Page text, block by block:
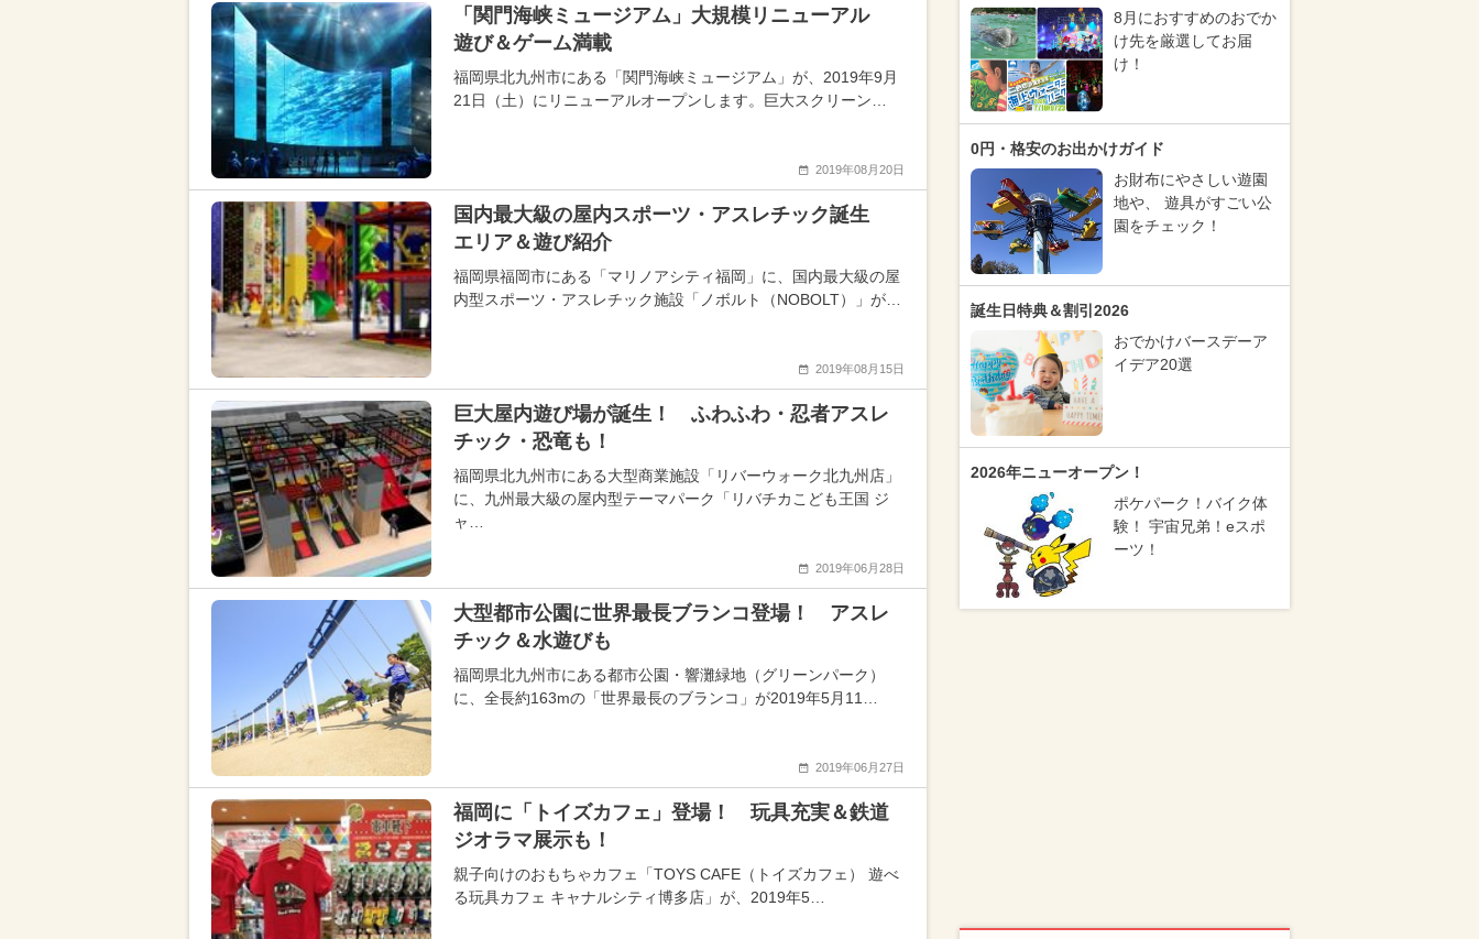
「関門海峡ミュージアム」大規模リニューアル
遊び＆ゲーム満載
福岡県北九州市にある「関門海峡ミュージアム」が、2019年9月
21日（土）にリニューアルオープンします。巨大スクリーン…
2019年08月20日
国内最大級の屋内スポーツ・アスレチック誕生
エリア＆遊び紹介
福岡県福岡市にある「マリノアシティ福岡」に、国内最大級の屋
内型スポーツ・アスレチック施設「ノボルト（NOBOLT）」が…
2019年08月15日
巨大屋内遊び場が誕生！ ふわふわ・忍者アスレ
チック・恐竜も！
福岡県北九州市にある大型商業施設「リバーウォーク北九州店」
に、九州最大級の屋内型テーマパーク「リバチカこども王国 ジ
ャ…
2019年06月28日
大型都市公園に世界最長ブランコ登場！ アスレ
チック＆水遊びも
福岡県北九州市にある都市公園・響灘緑地（グリーンパーク）
に、全長約163mの「世界最長のブランコ」が2019年5月11…
2019年06月27日
福岡に「トイズカフェ」登場！ 玩具充実＆鉄道
ジオラマ展示も！
親子向けのおもちゃカフェ「TOYS CAFE（トイズカフェ） 遊べ
る玩具カフェ キャナルシティ博多店」が、2019年5…
8月におすすめのおでか
け先を厳選してお届
け！
0円・格安のお出かけガイド
お財布にやさしい遊園
地や、 遊具がすごい公
園をチェック！
誕生日特典＆割引2026
おでかけバースデーア
イデア20選
2026年ニューオープン！
ポケパーク！バイク体
験！ 宇宙兄弟！eスポ
ーツ！